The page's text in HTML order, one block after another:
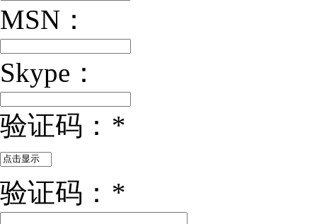
MSN：
Skype：
验证码： *
验证码： *